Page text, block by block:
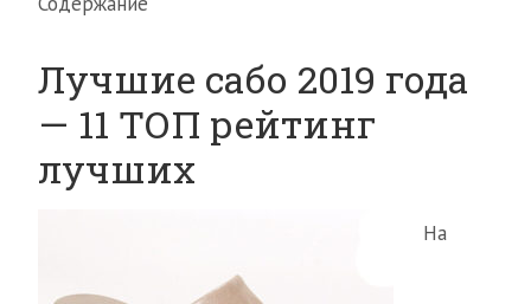
Лучшие сабо 2019 года
— 11 ТОП рейтинг
лучших
На